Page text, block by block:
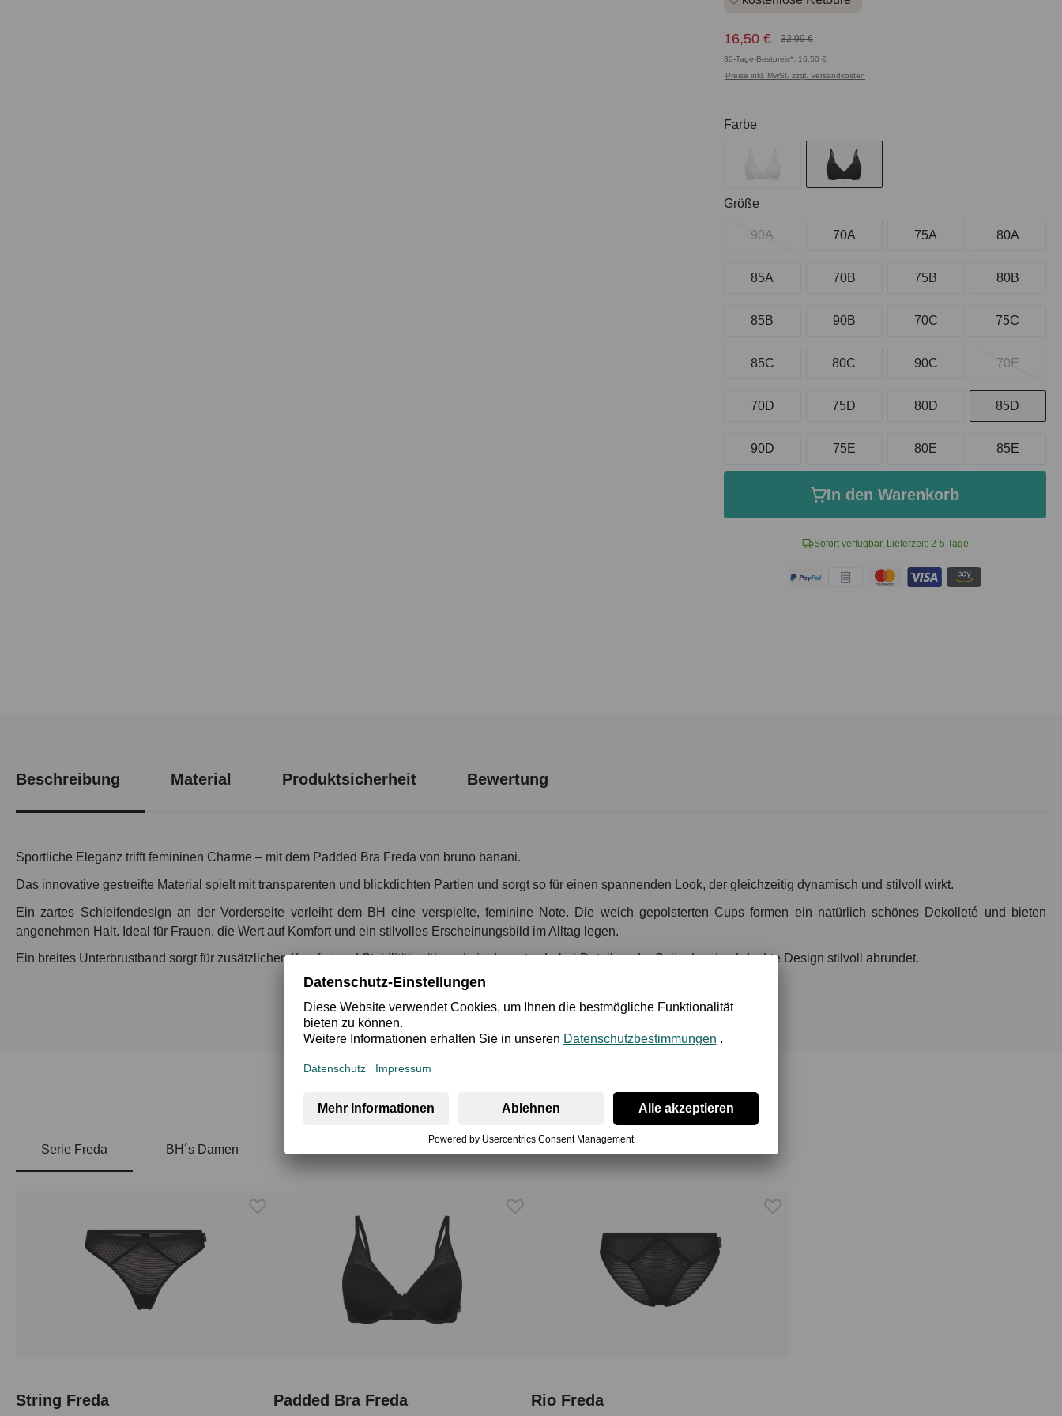
16,50 € 32,99 €
30-Tage-Bestpreis*: 16,50 €
Preise inkl. MwSt. zzgl. Versandkosten
Sofort verfügbar, Lieferzeit: 2-5 Tage
Farbe
Größe
90A 70A 75A 80A
85A 70B 75B 80B
85B 90B 70C 75C
85C 80C 90C 70E
70D 75D 80D 85D
90D 75E 80E 85E
In den Warenkorb
Beschreibung Material Produktsicherheit Bewertung
Sportliche Eleganz trifft femininen Charme – mit dem Padded Bra Freda von bruno banani.
Das innovative gestreifte Material spielt mit transparenten und blickdichten Partien und sorgt so für einen spannenden Look, der gleichzeitig dynamisch und stilvoll wirkt.
Ein zartes Schleifendesign an der Vorderseite verleiht dem BH eine verspielte, feminine Note. Die weich gepolsterten Cups formen ein natürlich schönes Dekolleté und bieten
angenehmen Halt. Ideal für Frauen, die Wert auf Komfort und ein stilvolles Erscheinungsbild im Alltag legen.
Ein breites Unterbrustband sorgt für zusätzlichen Komfort und Stabilität, während ein dezentes Label-Detail an der Seite das durchdachte Design stilvoll abrundet.
Serie Freda BH´s Damen
String Freda Padded Bra Freda Rio Freda